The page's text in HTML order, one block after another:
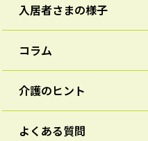
入居者さまの様子
コラム
介護のヒント
よくある質問